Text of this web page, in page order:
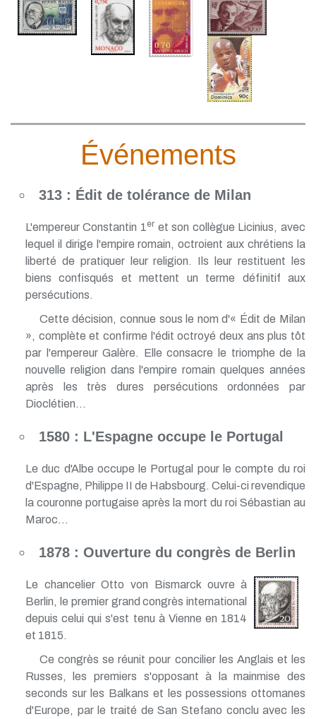
Événements
313 : Édit de tolérance de Milan
L'empereur Constantin 1er et son collègue Licinius, avec
lequel il dirige l'empire romain, octroient aux chrétiens la
liberté de pratiquer leur religion. Ils leur restituent les
biens confisqués et mettent un terme définitif aux
persécutions.
Cette décision, connue sous le nom d'« Édit de Milan
», complète et confirme l'édit octroyé deux ans plus tôt
par l'empereur Galère. Elle consacre le triomphe de la
nouvelle religion dans l'empire romain quelques années
après les très dures persécutions ordonnées par
Dioclétien...
1580 : L'Espagne occupe le Portugal
Le duc d'Albe occupe le Portugal pour le compte du roi
d'Espagne, Philippe II de Habsbourg. Celui-ci revendique
la couronne portugaise après la mort du roi Sébastian au
Maroc...
1878 : Ouverture du congrès de Berlin
Le chancelier Otto von Bismarck ouvre à
Berlin, le premier grand congrès international
depuis celui qui s'est tenu à Vienne en 1814
et 1815.
Ce congrès se réunit pour concilier les Anglais et les
Russes, les premiers s'opposant à la mainmise des
seconds sur les Balkans et les possessions ottomanes
d'Europe, par le traité de San Stefano conclu avec les